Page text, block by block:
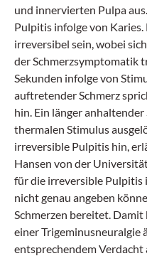
und innervierten Pulpa
Pulpitis infolge von
irreversibel sein, wobei
der Schmerzsymptomatik
Sekunden infolge von
auftretender Schmerz
hin. Ein länger
thermalen Stimulus
irreversible Pulpitis hin,
Hansen von der
für die irreversible Pulpitis
nicht genau angeben
Schmerzen bereitet.
einer Trigeminusneuralgie
entsprechendem Verdacht